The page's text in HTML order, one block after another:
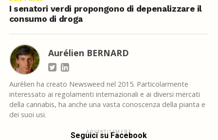
I senatori verdi propongono di depenalizzare il
consumo di droga
Aurélien BERNARD
Aurélien ha creato Newsweed nel 2015. Particolarmente
interessato ai regolamenti internazionali e ai diversi mercati
della cannabis, ha anche una vasta conoscenza della pianta e
dei suoi usi.
ADVERTISEMENT
Seguici su Facebook